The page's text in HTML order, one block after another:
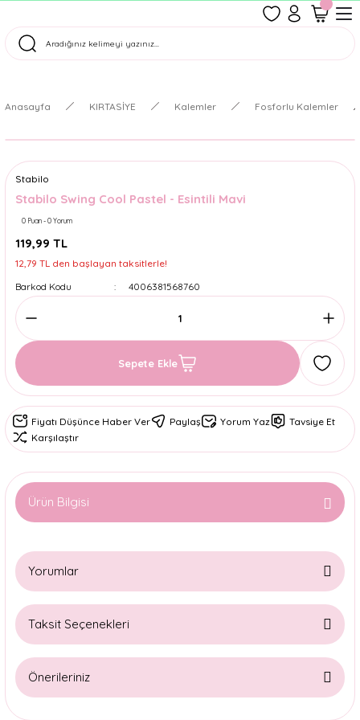
Tüm Siparişler Aynı Gün Kargoda!
Anasayfa KIRTASİYE Kalemler Fosforlu Kalemler
Stabilo
Stabilo Swing Cool Pastel - Esintili Mavi
0 Puan - 0 Yorum
119,99 TL
12,79 TL den başlayan taksitlerle!
Barkod Kodu
4006381568760
Sepete Ekle
Fiyatı Düşünce Haber Ver Paylaş Yorum Yaz
Tavsiye Et
Karşılaştır
Ürün Bilgisi
Yorumlar
Taksit Seçenekleri
Önerileriniz